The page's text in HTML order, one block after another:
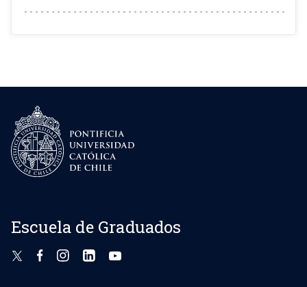
Escuela de Graduados